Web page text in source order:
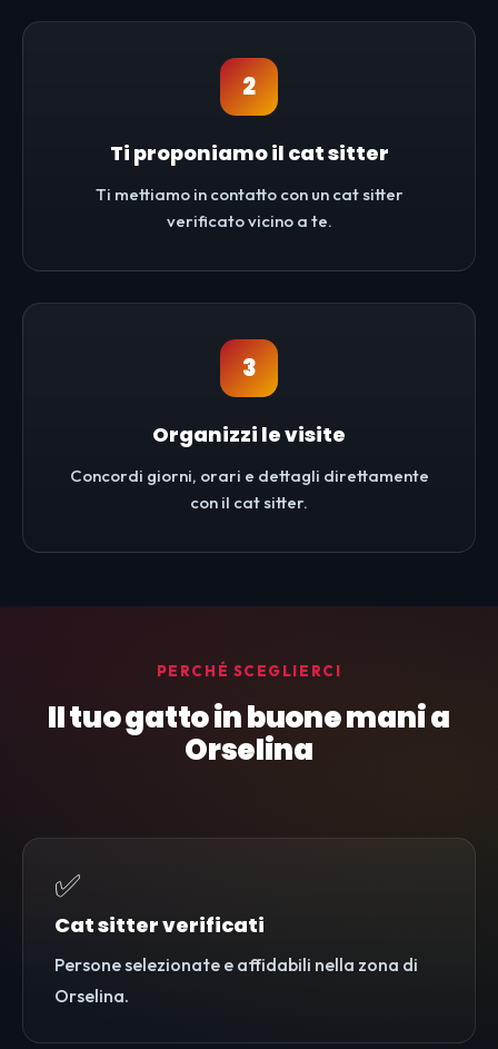
2
Ti proponiamo il cat sitter
Ti mettiamo in contatto con un cat sitter
verificato vicino a te.
3
Organizzi le visite
Concordi giorni, orari e dettagli direttamente
con il cat sitter.
PERCHÉ SCEGLIERCI
Il tuo gatto in buone mani a
Orselina
✅
Cat sitter verificati
Persone selezionate e affidabili nella zona di
Orselina.